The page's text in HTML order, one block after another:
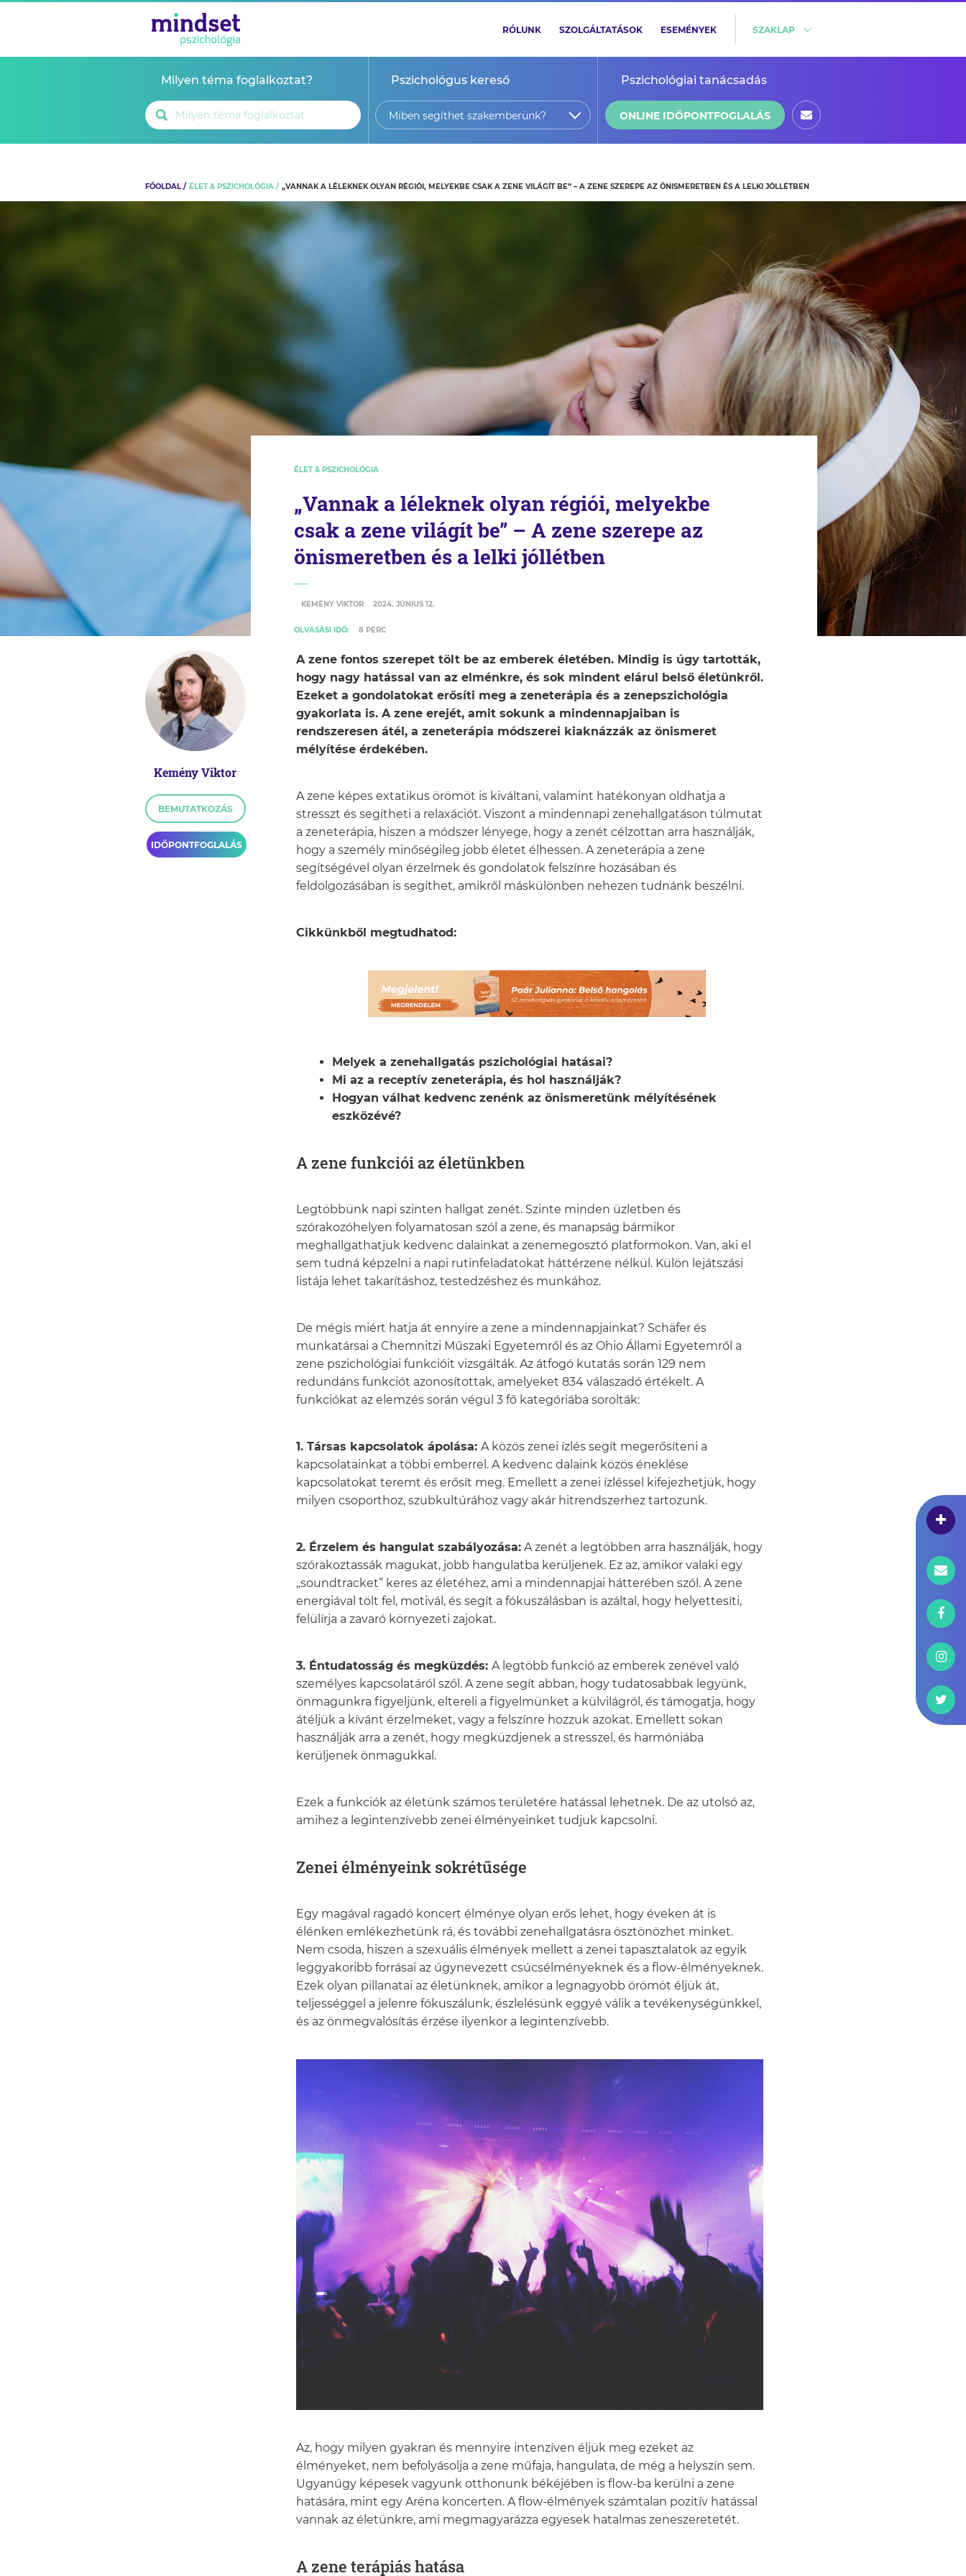
RÓLUNK SZOLGÁLTATÁSOK ESEMÉNYEK SZAKLAP
Milyen téma foglalkoztat? Pszichológus kereső
Miben segíthet szakemberünk?
Pszichológiai tanácsadás
ONLINE IDŐPONTFOGLALÁS
FŐOLDAL ÉLET & PSZICHOLÓGIA „VANNAK A LÉLEKNEK OLYAN RÉGIÓI, MELYEKBE CSAK A ZENE VILÁGÍT BE” – A ZENE SZEREPE AZ ÖNISMERETBEN ÉS A LELKI JÓLLÉTBEN
ÉLET & PSZICHOLÓGIA
„Vannak a léleknek olyan régiói, melyekbe
csak a zene világít be” – A zene szerepe az
önismeretben és a lelki jóllétben
KEMÉNY VIKTOR 2024. JÚNIUS 12.
OLVASÁSI IDŐ: 8 PERC
Kemény Viktor
BEMUTATKOZÁS
IDŐPONTFOGLALÁS
A zene fontos szerepet tölt be az emberek életében. Mindig is úgy tartották,
hogy nagy hatással van az elménkre, és sok mindent elárul belső életünkről.
Ezeket a gondolatokat erősíti meg a zeneterápia és a zenepszichológia
gyakorlata is. A zene erejét, amit sokunk a mindennapjaiban is
rendszeresen átél, a zeneterápia módszerei kiaknázzák az önismeret
mélyítése érdekében.
A zene képes extatikus örömöt is kiváltani, valamint hatékonyan oldhatja a
stresszt és segítheti a relaxációt. Viszont a mindennapi zenehallgatáson túlmutat
a zeneterápia, hiszen a módszer lényege, hogy a zenét célzottan arra használják,
hogy a személy minőségileg jobb életet élhessen. A zeneterápia a zene
segítségével olyan érzelmek és gondolatok felszínre hozásában és
feldolgozásában is segíthet, amikről máskülönben nehezen tudnánk beszélni.
Cikkünkből megtudhatod:
Melyek a zenehallgatás pszichológiai hatásai?
Mi az a receptív zeneterápia, és hol használják?
Hogyan válhat kedvenc zenénk az önismeretünk mélyítésének
eszközévé?
A zene funkciói az életünkben
Legtöbbünk napi szinten hallgat zenét. Szinte minden üzletben és
szórakozóhelyen folyamatosan szól a zene, és manapság bármikor
meghallgathatjuk kedvenc dalainkat a zenemegosztó platformokon. Van, aki el
sem tudná képzelni a napi rutinfeladatokat háttérzene nélkül. Külön lejátszási
listája lehet takarításhoz, testedzéshez és munkához.
De mégis miért hatja át ennyire a zene a mindennapjainkat? Schäfer és
munkatársai a Chemnitzi Műszaki Egyetemről és az Ohio Állami Egyetemről a
zene pszichológiai funkcióit vizsgálták. Az átfogó kutatás során 129 nem
redundáns funkciót azonosítottak, amelyeket 834 válaszadó értékelt. A
funkciókat az elemzés során végül 3 fő kategóriába sorolták:
1. Társas kapcsolatok ápolása: A közös zenei ízlés segít megerősíteni a
kapcsolatainkat a többi emberrel. A kedvenc dalaink közös éneklése
kapcsolatokat teremt és erősít meg. Emellett a zenei ízléssel kifejezhetjük, hogy
milyen csoporthoz, szubkultúrához vagy akár hitrendszerhez tartozunk.
2. Érzelem és hangulat szabályozása:A zenét a legtöbben arra használják, hogy
szórakoztassák magukat, jobb hangulatba kerüljenek. Ez az, amikor valaki egy
„soundtracket” keres az életéhez, ami a mindennapjai hátterében szól. A zene
energiával tölt fel, motivál, és segít a fókuszálásban is azáltal, hogy helyettesíti,
felülírja a zavaró környezeti zajokat.
3. Éntudatosság és megküzdés: A legtöbb funkció az emberek zenével való
személyes kapcsolatáról szól. A zene segít abban, hogy tudatosabbak legyünk,
önmagunkra figyeljünk, eltereli a figyelmünket a külvilágról, és támogatja, hogy
átéljük a kívánt érzelmeket, vagy a felszínre hozzuk azokat. Emellett sokan
használják arra a zenét, hogy megküzdjenek a stresszel, és harmóniába
kerüljenek önmagukkal.
Ezek a funkciók az életünk számos területére hatással lehetnek. De az utolsó az,
amihez a legintenzívebb zenei élményeinket tudjuk kapcsolni.
Zenei élményeink sokrétűsége
Egy magával ragadó koncert élménye olyan erős lehet, hogy éveken át is
élénken emlékezhetünk rá, és további zenehallgatásra ösztönözhet minket.
Nem csoda, hiszen a szexuális élmények mellett a zenei tapasztalatok az egyik
leggyakoribb forrásai az úgynevezett csúcsélményeknek és a flow-élményeknek.
Ezek olyan pillanatai az életünknek, amikor a legnagyobb örömöt éljük át,
teljességgel a jelenre fókuszálunk, észlelésünk eggyé válik a tevékenységünkkel,
és az önmegvalósítás érzése ilyenkor a legintenzívebb.
Az, hogy milyen gyakran és mennyire intenzíven éljük meg ezeket az
élményeket, nem befolyásolja a zene műfaja, hangulata, de még a helyszín sem.
Ugyanúgy képesek vagyunk otthonunk békéjében is flow-ba kerülni a zene
hatására, mint egy Aréna koncerten. A flow-élmények számtalan pozitív hatással
vannak az életünkre, ami megmagyarázza egyesek hatalmas zeneszeretetét.
A zene terápiás hatása